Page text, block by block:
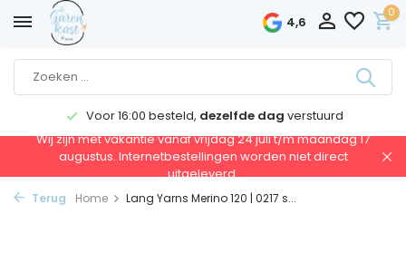
4,6
0
Voor 16:00 besteld, dezelfde dag verstuurd
Wij zijn met vakantie vanaf vrijdag 24 juli t/m maandag 17
augustus. Internetbestellingen worden niet direct
uitgeleverd.
Terug Home Lang Yarns Merino 120 | 0217 s...